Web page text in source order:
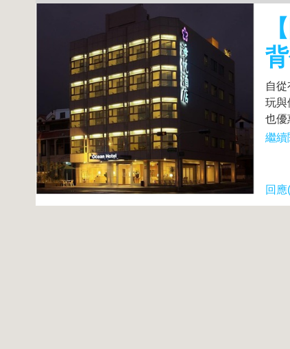
自
玩與
也優
繼續
回應